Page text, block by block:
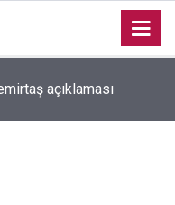
açıklaması